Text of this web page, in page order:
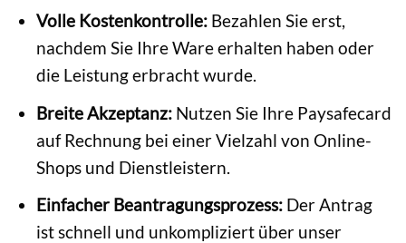
Volle Kostenkontrolle:Bezahlen Sie erst,
nachdem Sie Ihre Ware erhalten haben oder
die Leistung erbracht wurde.
Breite Akzeptanz:Nutzen Sie Ihre Paysafecard
auf Rechnung bei einer Vielzahl von Online-
Shops und Dienstleistern.
Einfacher Beantragungsprozess:Der Antrag
ist schnell und unkompliziert über unser